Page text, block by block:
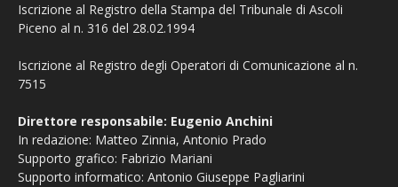
Iscrizione al Registro della Stampa del Tribunale di Ascoli
Piceno al n. 316 del 28.02.1994
Iscrizione al Registro degli Operatori di Comunicazione al n.
7515
Direttore responsabile: Eugenio Anchini
In redazione: Matteo Zinnia, Antonio Prado
Supporto grafico: Fabrizio Mariani
Supporto informatico: Antonio Giuseppe Pagliarini